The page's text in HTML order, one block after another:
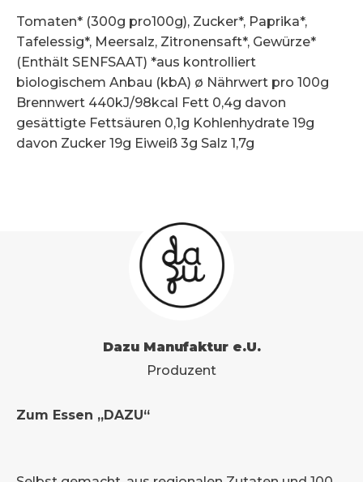
Tomaten* (300g pro100g), Zucker*, Paprika*,
Tafelessig*, Meersalz, Zitronensaft*, Gewürze*
(Enthält SENFSAAT) *aus kontrolliert
biologischem Anbau (kbA) ø Nährwert pro 100g
Brennwert 440kJ/98kcal Fett 0,4g davon
gesättigte Fettsäuren 0,1g Kohlenhydrate 19g
davon Zucker 19g Eiweiß 3g Salz 1,7g
Dazu Manufaktur e.U.
Produzent
Zum Essen „DAZU“